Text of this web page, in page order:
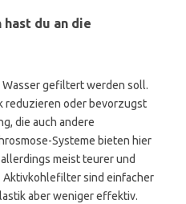
du an die
gefiltert werden soll.
reduzieren oder bevorzugst
die auch andere
Systeme bieten hier
meist teurer und
Aktivkohlefilter sind einfacher
aber weniger effektiv.